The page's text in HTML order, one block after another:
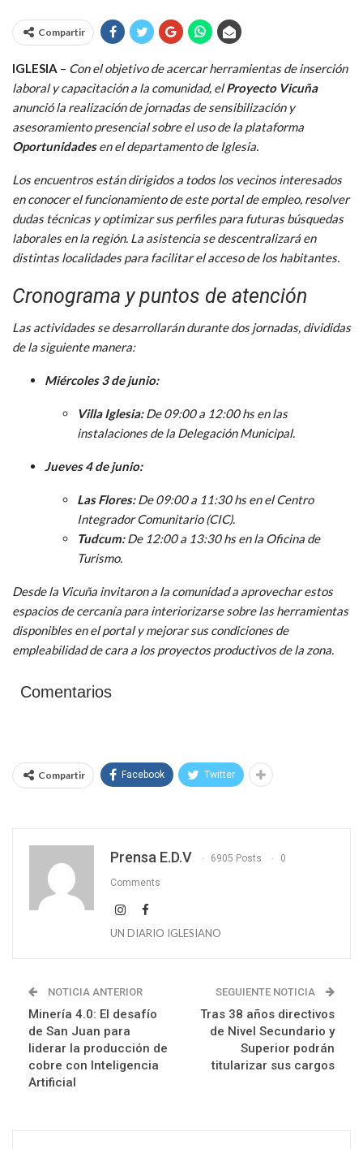
Compartir
IGLESIA – Con el objetivo de acercar herramientas de inserción
laboral y capacitación a la comunidad, elProyecto Vicuña
anunció la realización de jornadas de sensibilización y
asesoramiento presencial sobre el uso de la plataforma
Oportunidadesen el departamento de Iglesia.
Los encuentros están dirigidos a todos los vecinos interesados
en conocer el funcionamiento de este portal de empleo, resolver
dudas técnicas y optimizar sus perfiles para futuras búsquedas
laborales en la región. La asistencia se descentralizará en
distintas localidades para facilitar el acceso de los habitantes.
Cronograma y puntos de atención
Las actividades se desarrollarán durante dos jornadas, divididas
de la siguiente manera:
Miércoles 3 de junio:
Villa Iglesia:De 09:00 a 12:00 hs en las
instalaciones de la Delegación Municipal.
Jueves 4 de junio:
Las Flores:De 09:00 a 11:30 hs en el Centro
Integrador Comunitario (CIC).
Tudcum:De 12:00 a 13:30 hs en la Oficina de
Turismo.
Desde la Vicuña invitaron a la comunidad a aprovechar estos
espacios de cercanía para interiorizarse sobre las herramientas
disponibles en el portal y mejorar sus condiciones de
empleabilidad de cara a los proyectos productivos de la zona.
Comentarios
Compartir Facebook Twitter
Prensa E.D.V 6905 Posts 0
Comments
UN DIARIO IGLESIANO
NOTICIA ANTERIOR
Minería 4.0: El desafío
de San Juan para
liderar la producción de
cobre con Inteligencia
Artificial
SEGUIENTE NOTICIA
Tras 38 años directivos
de Nivel Secundario y
Superior podrán
titularizar sus cargos